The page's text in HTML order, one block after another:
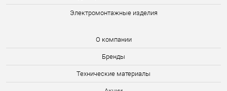
Электромонтажные изделия
О компании
Бренды
Технические материалы